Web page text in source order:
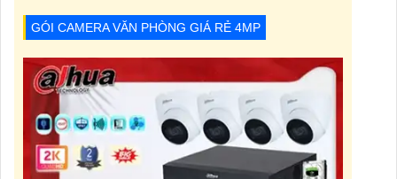
GÓI CAMERA VĂN PHÒNG GIÁ RẺ 4MP